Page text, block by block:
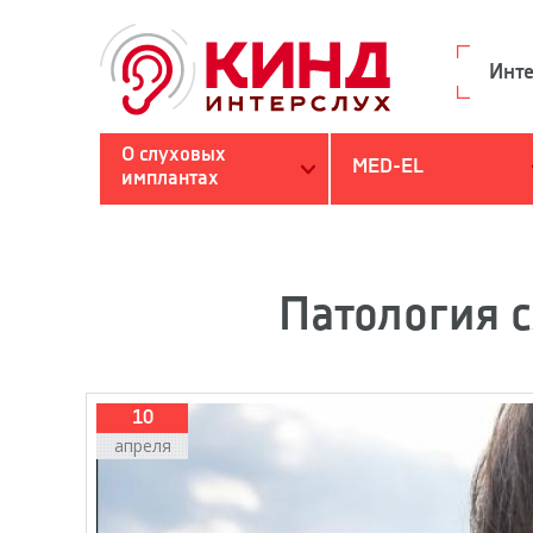
О слуховых
имплантах
MED-EL
Патология
10
апреля